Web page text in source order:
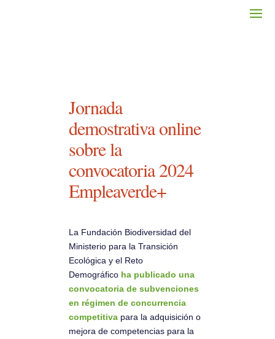
Jornada
demostrativa online
sobre la
convocatoria 2024
Empleaverde+
La Fundación Biodiversidad del
Ministerio para la Transición
Ecológica y el Reto
Demográfico ha publicado una
convocatoria de subvenciones
en régimen de concurrencia
competitiva para la adquisición o
mejora de competencias para la